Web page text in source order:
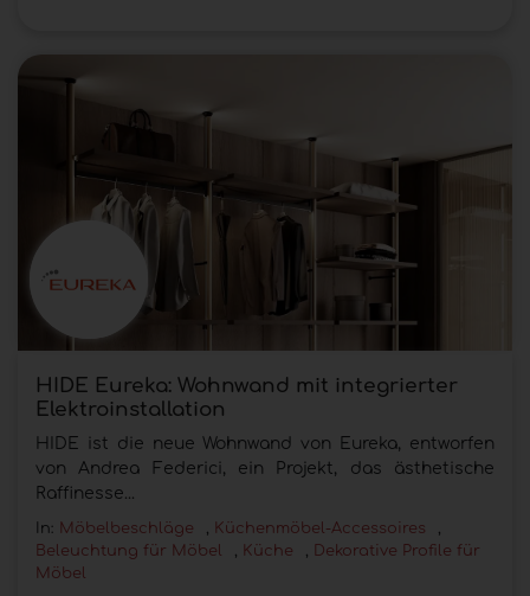
HIDE Eureka: Wohnwand mit integrierter
Elektroinstallation
HIDE ist die neue Wohnwand von Eureka, entworfen
von Andrea Federici, ein Projekt, das ästhetische
Raffinesse...
In: Möbelbeschläge , Küchenmöbel-Accessoires
,
Beleuchtung für Möbel
, Küche , Dekorative Profile für
Möbel